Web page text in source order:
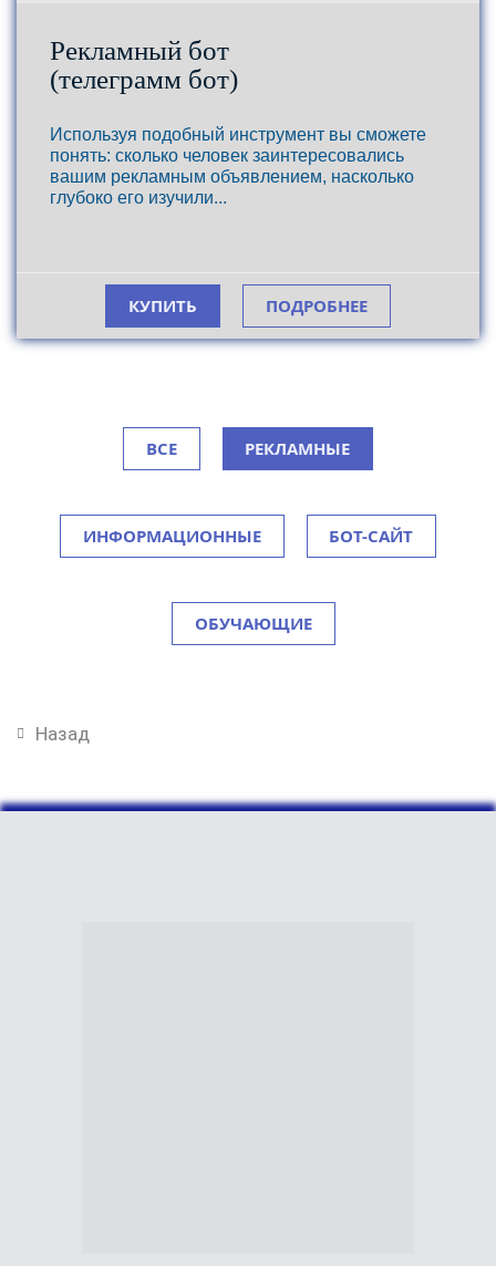
Рекламный бот
(телеграмм бот)
Используя подобный инструмент вы сможете
понять: сколько человек заинтересовались
вашим рекламным объявлением, насколько
глубоко его изучили...
КУПИТЬ ПОДРОБНЕЕ
ВСЕ РЕКЛАМНЫЕ
ИНФОРМАЦИОННЫЕ БОТ-САЙТ
ОБУЧАЮЩИЕ
Назад